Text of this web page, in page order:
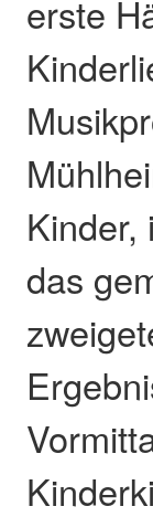
erste
Kinder,
das